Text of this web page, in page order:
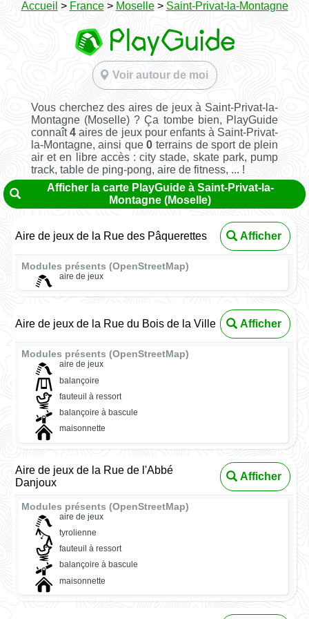
Accueil > France> Moselle> Saint-Privat-la-Montagne
Voir autour de moi
Vous cherchez des aires de jeux à Saint-Privat-la-
Montagne (Moselle) ? Ça tombe bien, PlayGuide
connaît4aires de jeux pour enfants à Saint-Privat-
la-Montagne, ainsi que0 terrains de sport de plein
air et en libre accès : city stade, skate park, pump
track, table de ping-pong, aire de fitness, ... !
Afficher la carte PlayGuide à Saint-Privat-la-
Montagne (Moselle)
Aire de jeux de la Rue des Pâquerettes Afficher
Modules présents (OpenStreetMap)
aire de jeux
Aire de jeux de la Rue du Bois de la Ville Afficher
Modules présents (OpenStreetMap)
aire de jeux
balançoire
fauteuil à ressort
balançoire à bascule
maisonnette
Aire de jeux de la Rue de l'Abbé
Danjoux
Afficher
Modules présents (OpenStreetMap)
aire de jeux
tyrolienne
fauteuil à ressort
balançoire à bascule
maisonnette